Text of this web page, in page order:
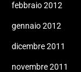
febbraio 2012
gennaio 2012
dicembre 2011
novembre 2011